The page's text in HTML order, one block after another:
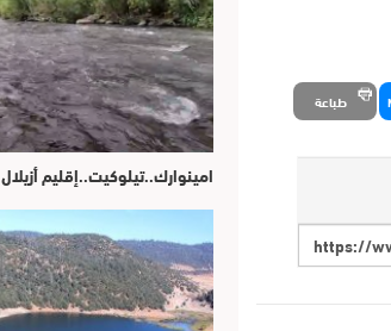
طباعة
امينوارك..تيلوكيت..إقليم أزيلال